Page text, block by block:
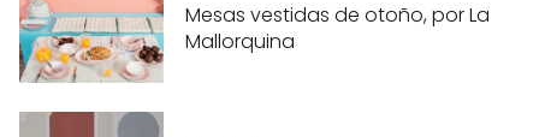
Mesas vestidas de otoño, por La
Mallorquina